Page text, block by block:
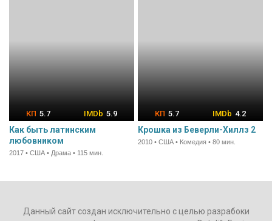
5.7 5.9
Как быть латинским
любовником
2017 • США • Драма • 115 мин.
5.7 4.2
Крошка из Беверли-Хиллз 2
2010 • США • Комедия • 80 мин.
Данный сайт создан исключительно с целью разрабоки